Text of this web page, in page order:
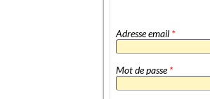
Adresse email *
Mot de passe*